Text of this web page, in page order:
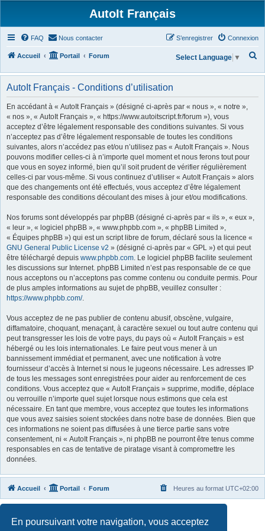
En poursuivant votre navigation, vous acceptez
AutoIt Français
FAQ Nous contacter Connexion
S’enregistrer
Accueil Portail Forum
h
Select Language ▼
AutoIt Français - Conditions d’utilisation
En accédant à « AutoIt Français » (désigné ci-après par « nous », « notre »,
« nos », « AutoIt Français », « https://www.autoitscript.fr/forum »), vous
acceptez d’être légalement responsable des conditions suivantes. Si vous
n’acceptez pas d’être légalement responsable de toutes les conditions
suivantes, alors n’accédez pas et/ou n’utilisez pas « AutoIt Français ». Nous
pouvons modifier celles-ci à n’importe quel moment et nous ferons tout pour
que vous en soyez informé, bien qu’il soit prudent de vérifier régulièrement
celles-ci par vous-même. Si vous continuez d’utiliser « AutoIt Français » alors
que des changements ont été effectués, vous acceptez d’être légalement
responsable des conditions découlant des mises à jour et/ou modifications.
Nos forums sont développés par phpBB (désigné ci-après par « ils », « eux »,
« leur », « logiciel phpBB », « www.phpbb.com », « phpBB Limited »,
« Équipes phpBB ») qui est un script libre de forum, déclaré sous la licence «
GNU General Public License v2 » (désigné ci-après par « GPL ») et qui peut
être téléchargé depuis www.phpbb.com. Le logiciel phpBB facilite seulement
les discussions sur Internet. phpBB Limited n’est pas responsable de ce que
nous acceptons ou n’acceptons pas comme contenu ou conduite permis. Pour
de plus amples informations au sujet de phpBB, veuillez consulter :
https://www.phpbb.com/.
Vous acceptez de ne pas publier de contenu abusif, obscène, vulgaire,
diffamatoire, choquant, menaçant, à caractère sexuel ou tout autre contenu qui
peut transgresser les lois de votre pays, du pays où « AutoIt Français » est
hébergé ou les lois internationales. Le faire peut vous mener à un
bannissement immédiat et permanent, avec une notification à votre
fournisseur d’accès à Internet si nous le jugeons nécessaire. Les adresses IP
de tous les messages sont enregistrées pour aider au renforcement de ces
conditions. Vous acceptez que « AutoIt Français » supprime, modifie, déplace
ou verrouille n’importe quel sujet lorsque nous estimons que cela est
nécessaire. En tant que membre, vous acceptez que toutes les informations
que vous avez saisies soient stockées dans notre base de données. Bien que
ces informations ne soient pas diffusées à une tierce partie sans votre
consentement, ni « AutoIt Français », ni phpBB ne pourront être tenus comme
responsables en cas de tentative de piratage visant à compromettre les
données.
Accueil Portail Forum Heures au format UTC+02:00
Traduit parphpBB-fr.com